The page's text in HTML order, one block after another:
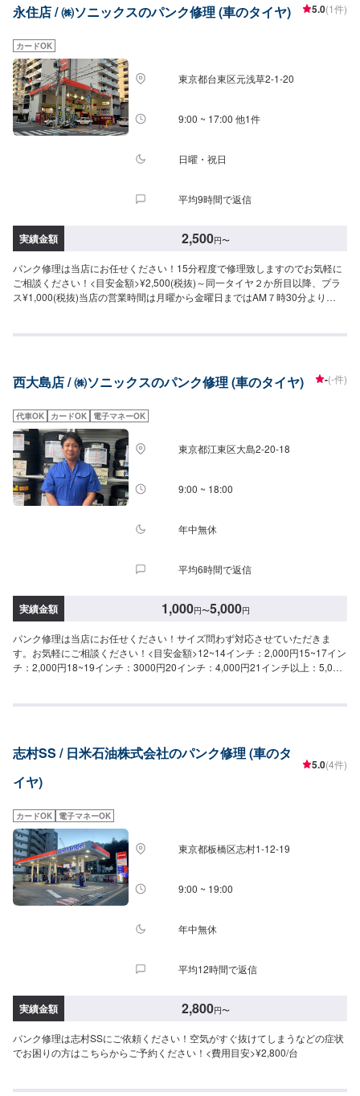
永住店 / ㈱ソニックスのパンク修理 (車のタイヤ) 5.0(1件)
カードOK
東京都台東区元浅草2-1-20
9:00 ~ 17:00 他1件
日曜・祝日
平均9時間で返信
実績金額 2,500円〜
パンク修理は当店にお任せください！15分程度で修理致しますのでお気軽に
ご相談ください！<目安金額>¥2,500(税抜)～同一タイヤ２か所目以降、プラ
ス¥1,000(税抜)当店の営業時間は月曜から金曜日まではAM７時30分より
にてお車全般の整備、修理、交換などお気軽にお申し付けください。又、キ
西大島店 / ㈱ソニックスのパンク修理 (車のタイヤ) -(-件)
代車OK カードOK 電子マネーOK
東京都江東区大島2-20-18
9:00 ~ 18:00
年中無休
平均6時間で返信
実績金額 1,000円〜5,000円
パンク修理は当店にお任せください！サイズ問わず対応させていただきま
す。お気軽にご相談ください！<目安金額>12~14インチ：2,000円15~17イン
チ：2,000円18~19インチ：3000円20インチ：4,000円21インチ以上：5,000
ります。車検、コーティング、タイヤ、新車、中古車などお車に関するご相
志村SS / 日米石油株式会社のパンク修理 (車のタ
イヤ)
5.0(4件)
カードOK 電子マネーOK
東京都板橋区志村1-12-19
9:00 ~ 19:00
年中無休
平均12時間で返信
実績金額 2,800円〜
パンク修理は志村SSにご依頼ください！空気がすぐ抜けてしまうなどの症状
でお困りの方はこちらからご予約ください！<費用目安>¥2,800/台